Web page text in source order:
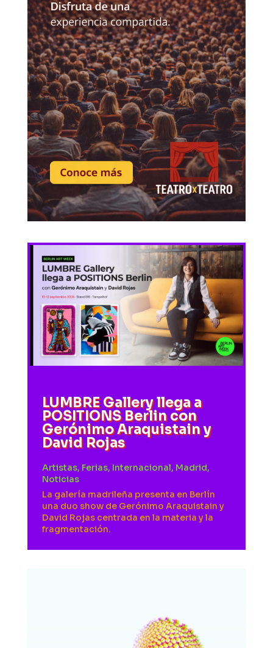
LUMBRE Gallery llega a
POSITIONS Berlin con
Gerónimo Araquistain y
David Rojas
Artistas, Ferias, Internacional, Madrid,
Noticias
La galería madrileña presenta en Berlín
una duo show de Gerónimo Araquistain y
David Rojas centrada en la materia y la
fragmentación.